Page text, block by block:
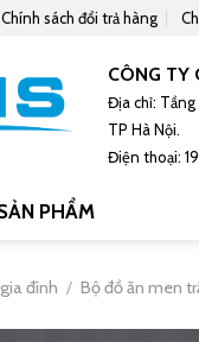
Chính sách đổi trả hàng
CÔNG TY
Địa chỉ: Tầng
TP Hà Nội.
Điện thoại:
PHẨM
đình / Bộ đồ ăn men